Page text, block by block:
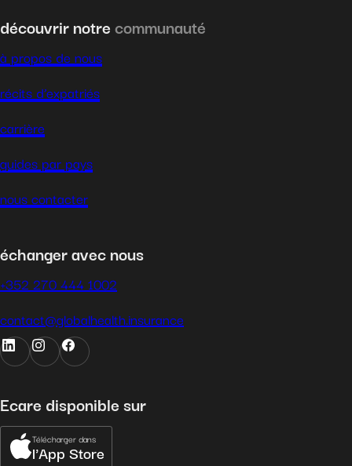
découvrir notrecommunauté
à propos de nous
récits d’expatriés
carrière
guides par pays
nous contacter
échanger avec nous
+352 270 444 1002
contact@globalhealth.insurance
Ecare disponible sur
Télécharger dans
l'App Store